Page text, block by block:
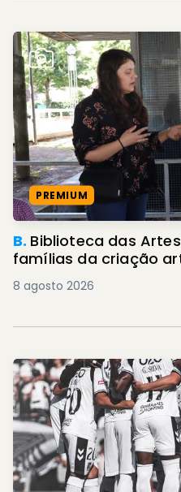
PREMIUM
B. Biblioteca das
famílias da criação
8 agosto 2026